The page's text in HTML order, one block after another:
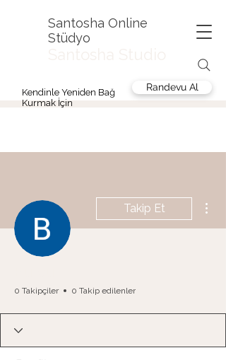
Santosha Online
Stüdyo
Kendinle Yeniden Bağ
Kurmak İçin
Randevu Al
Takip Et
0 Takipçiler 0 Takip edilenler